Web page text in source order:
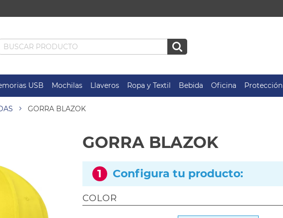
USB Mochilas Llaveros Ropa y Textil Bebida Oficina Protección
GORRA BLAZOK
GORRA BLAZOK
1 Configura tu producto:
COLOR